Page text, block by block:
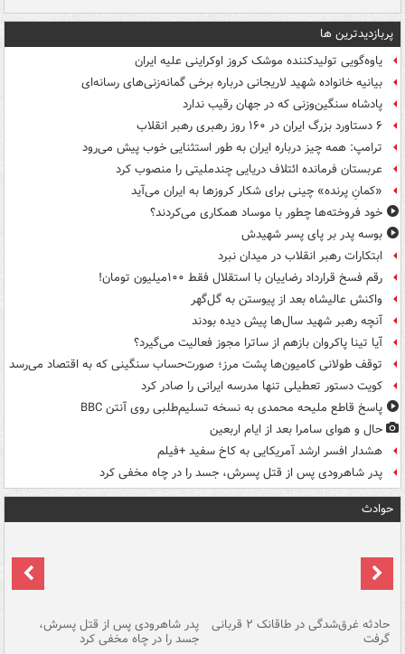
پربازدیدترین ها
یاوه‌گویی تولیدکننده موشک کروز اوکراینی علیه ایران
بیانیه خانواده شهید لاریجانی درباره برخی گمانه‌زنی‌های رسانه‌ای
پادشاه سنگین‌وزنی که در جهان رقیب ندارد
۶ دستاورد بزرگ ایران در ۱۶۰ روز رهبری رهبر انقلاب
ترامپ: همه چیز درباره ایران به طور استثنایی خوب پیش می‌رود
عربستان فرمانده ائتلاف دریایی چندملیتی را منصوب کرد
«کمانِ پرنده» چینی برای شکار کروزها به ایران می‌آید
خود فروخته‌ها چطور با موساد همکاری می‌کردند؟
بوسه‌ پدر بر پای پسر شهیدش
ابتکارات رهبر انقلاب در میدان نبرد
رقم فسخ قرارداد رضاییان با استقلال فقط ۱۰۰میلیون تومان!
واکنش عالیشاه بعد از پیوستن به گل‌گهر
آنچه رهبر شهید سال‌ها پیش دیده بودند
آیا تینا پاکروان بازهم از ساترا مجوز فعالیت می‌گیرد؟
توقف طولانی کامیون‌ها پشت مرز؛ صورت‌حساب سنگینی که به اقتصاد می‌رسد
کویت دستور تعطیلی تنها مدرسه ایرانی را صادر کرد
پاسخ قاطع ملیحه محمدی به نسخه تسلیم‌طلبی روی آنتن BBC
حال و هوای سامرا بعد از ایام اربعین
هشدار افسر ارشد آمریکایی به کاخ سفید +فیلم
پدر شاهرودی پس از قتل پسرش، جسد را در چاه مخفی کرد
حوادث
حادثه غرق‌شدگی در طاقانک ۲ قربانی
گرفت
پدر شاهرودی پس از قتل پسرش،
جسد را در چاه مخفی کرد